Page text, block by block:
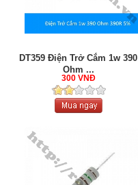
DT359 Điện Trở Cắm 1w 390
Ohm ...
300 VNĐ